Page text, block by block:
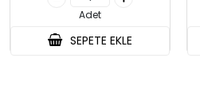
Adet
SEPETE EKLE